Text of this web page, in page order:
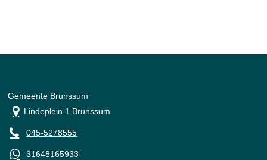
Gemeente Brunssum
Lindeplein 1 Brunssum
045-5278555
31648165933